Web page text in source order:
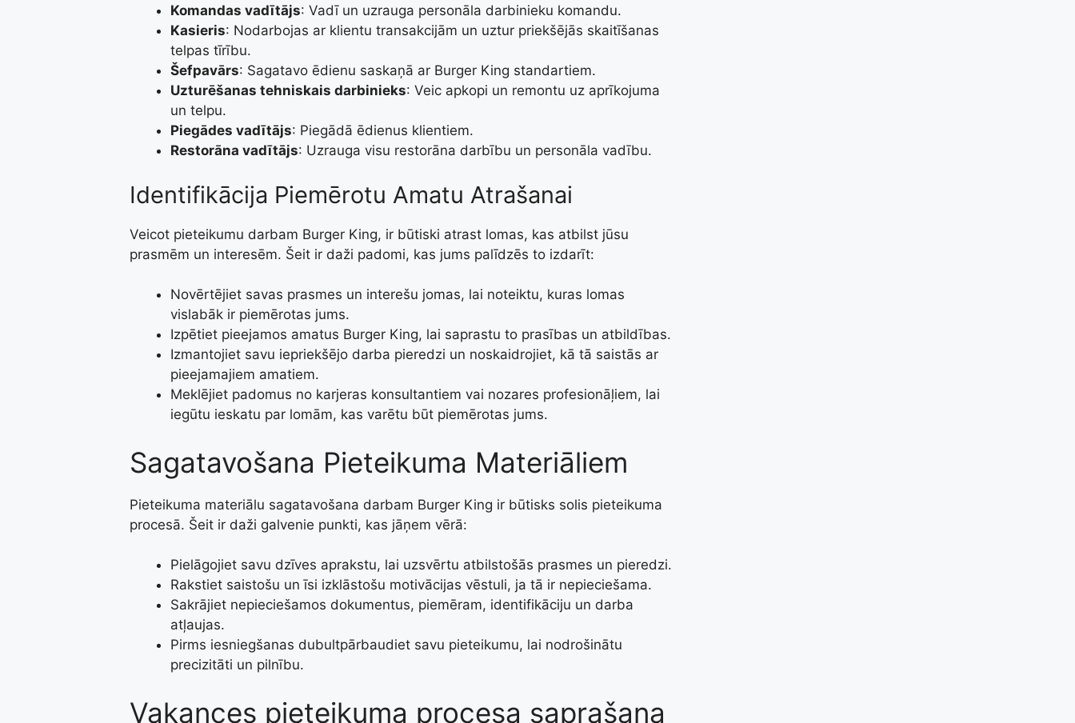
Komandas vadītājs: Vadī un uzrauga personāla darbinieku komandu.
Kasieris: Nodarbojas ar klientu transakcijām un uztur priekšējās skaitīšanas
telpas tīrību.
Šefpavārs: Sagatavo ēdienu saskaņā ar Burger King standartiem.
Uzturēšanas tehniskais darbinieks: Veic apkopi un remontu uz aprīkojuma
un telpu.
Piegādes vadītājs: Piegādā ēdienus klientiem.
Restorāna vadītājs: Uzrauga visu restorāna darbību un personāla vadību.
Identifikācija Piemērotu Amatu Atrašanai
Veicot pieteikumu darbam Burger King, ir būtiski atrast lomas, kas atbilst jūsu
prasmēm un interesēm. Šeit ir daži padomi, kas jums palīdzēs to izdarīt:
Novērtējiet savas prasmes un interešu jomas, lai noteiktu, kuras lomas
vislabāk ir piemērotas jums.
Izpētiet pieejamos amatus Burger King, lai saprastu to prasības un atbildības.
Izmantojiet savu iepriekšējo darba pieredzi un noskaidrojiet, kā tā saistās ar
pieejamajiem amatiem.
Meklējiet padomus no karjeras konsultantiem vai nozares profesionāļiem, lai
iegūtu ieskatu par lomām, kas varētu būt piemērotas jums.
Sagatavošana Pieteikuma Materiāliem
Pieteikuma materiālu sagatavošana darbam Burger King ir būtisks solis pieteikuma
procesā. Šeit ir daži galvenie punkti, kas jāņem vērā:
Pielāgojiet savu dzīves aprakstu, lai uzsvērtu atbilstošās prasmes un pieredzi.
Rakstiet saistošu un īsi izklāstošu motivācijas vēstuli, ja tā ir nepieciešama.
Sakrājiet nepieciešamos dokumentus, piemēram, identifikāciju un darba
atļaujas.
Pirms iesniegšanas dubultpārbaudiet savu pieteikumu, lai nodrošinātu
precizitāti un pilnību.
Vakances pieteikuma procesa saprašana